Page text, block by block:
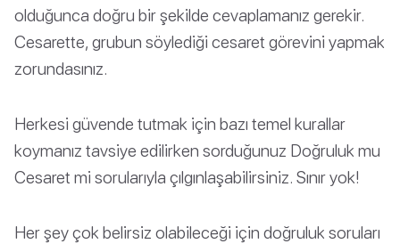
olduğunca doğru bir şekilde cevaplamanız gerekir.
Cesarette, grubun söylediği cesaret görevini yapmak
zorundasınız.
Herkesi güvende tutmak için bazı temel kurallar
koymanız tavsiye edilirken sorduğunuz Doğruluk mu
Cesaret mi sorularıyla çılgınlaşabilirsiniz. Sınır yok!
Her şey çok belirsiz olabileceği için doğruluk soruları